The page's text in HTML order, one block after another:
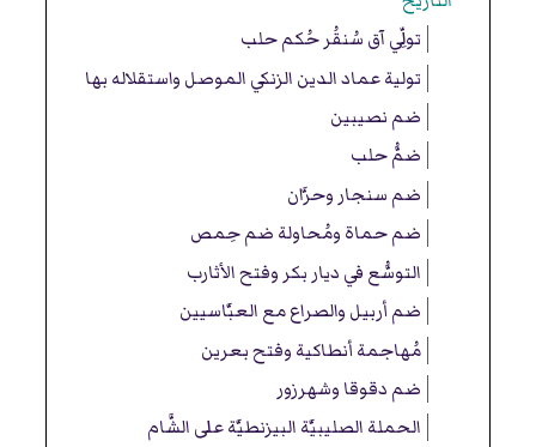
تولِّي آق سُنقُر حُكم حلب
تولية عماد الدين الزنكي الموصل واستقلاله بها
ضم نصيبين
ضمُّ حلب
ضم سنجار وحرَّان
ضم حماة ومُحاولة ضم حِمص
التوسُّع في ديار بكر وفتح الأثارب
ضم أربيل والصراع مع العبَّاسيين
مُهاجمة أنطاكية وفتح بعرين
ضم دقوقا وشهرزور
الحملة الصليبيَّة البيزنطيَّة على الشَّام